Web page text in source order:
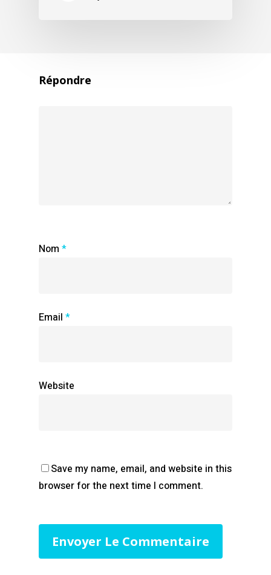
Répondre
Nom *
Email *
Website
Save my name, email, and website in this
browser for the next time I comment.